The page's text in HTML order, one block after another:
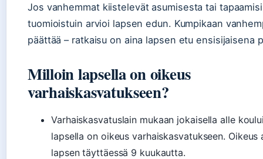
Jos vanhemmat kiistelevät asumisesta tai
tuomioistuin arvioi lapsen edun. Kumpikaan
päättää – ratkaisu on aina lapsen etu ensisijaisena
Milloin lapsella on oikeus
varhaiskasvatukseen?
Varhaiskasvatuslain mukaan jokaisella alle
lapsella on oikeus varhaiskasvatukseen. Oikeus
lapsen täyttäessä 9 kuukautta.